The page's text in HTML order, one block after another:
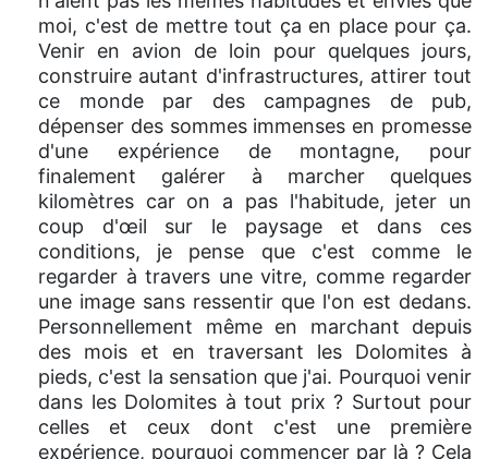
moi, c'est de mettre tout ça en place pour ça.
Venir en avion de loin pour quelques jours,
construire autant d'infrastructures, attirer tout
ce monde par des campagnes de pub,
dépenser des sommes immenses en promesse
d'une expérience de montagne, pour
finalement galérer à marcher quelques
kilomètres car on a pas l'habitude, jeter un
coup d'œil sur le paysage et dans ces
conditions, je pense que c'est comme le
regarder à travers une vitre, comme regarder
une image sans ressentir que l'on est dedans.
Personnellement même en marchant depuis
des mois et en traversant les Dolomites à
pieds, c'est la sensation que j'ai. Pourquoi venir
dans les Dolomites à tout prix ? Surtout pour
celles et ceux dont c'est une première
expérience, pourquoi commencer par là ? Cela